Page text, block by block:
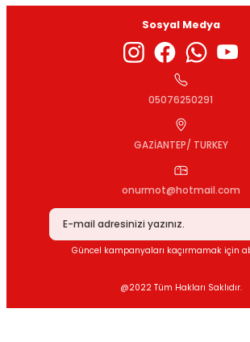
Gönder
Sosyal Medya
05076250291
GAZİANTEP/ TURKEY
onurmot@hotmail.com
Güncel kampanyaları kaçırmamak için
@2022 Tüm Hakları Saklıdır.